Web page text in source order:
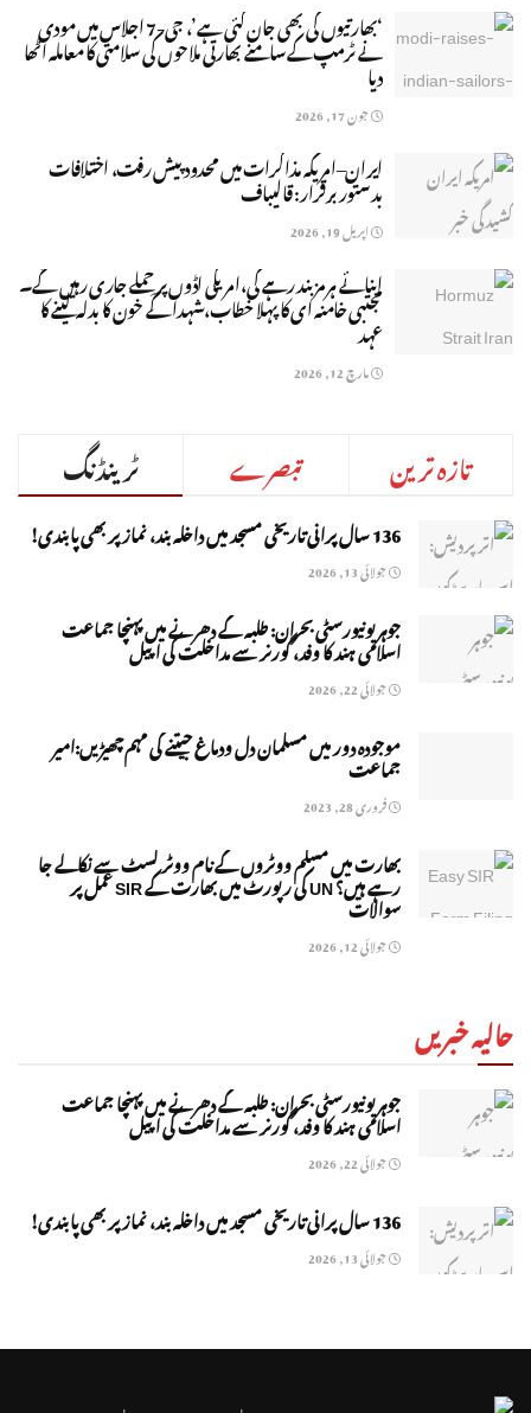
‘بھارتیوں کی بھی جان گئی ہے’، جی-7 اجلاس میں مودی
نے ٹرمپ کے سامنے بھارتی ملاحوں کی سلامتی کا معاملہ اٹھا
دیا
جون 17, 2026
ایران–امریکہ مذاکرات میں محدود پیش رفت، اختلافات
بدستور برقرار: قالیباف
اپریل 19, 2026
ابنائے ہرمز بند رہے گی،امریکی اڈوں پر ِحملے جاری رہیں گے۔
مجتبی خامنہ ای کا پہلا خطاب،شہدا کے خون کا بدلہ لینے کا
عہد
مارچ 12, 2026
ٹرینڈنگ تبصرے تازہ ترین
136 سال پرانی تاریخی مسجد میں داخلہ بند، نماز پر بھی پابندی!
جولائی 13, 2026
جوہر یونیورسٹی بحران: طلبہ کے دھرنے میں پہنچا جماعت
اسلامی ہند کا وفد، گورنر سے مداخلت کی اپیل
جولائی 22, 2026
موجودہ دور میں مسلمان دل ودماغ جیتنے کی مہم چھیڑیں:امیر
جماعت
فروری 28, 2023
بھارت میں مسلم ووٹروں کے نام ووٹر لسٹ سے نکالے جا
رہے ہیں؟ UN کی رپورٹ میں بھارت کے SIR عمل پر
سوالات
جولائی 12, 2026
حالیہ خبریں
جوہر یونیورسٹی بحران: طلبہ کے دھرنے میں پہنچا جماعت
اسلامی ہند کا وفد، گورنر سے مداخلت کی اپیل
جولائی 22, 2026
136 سال پرانی تاریخی مسجد میں داخلہ بند، نماز پر بھی پابندی!
جولائی 13, 2026